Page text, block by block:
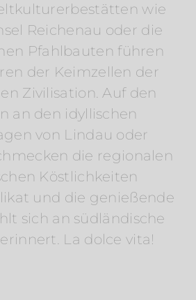
wie
Reichenau oder die
Pfahlbauten führen
der Keimzellen der
Zivilisation. Auf den
an den idyllischen
von Lindau oder
die regionalen
Köstlichkeiten
und die genießende
sich an südländische
La dolce vita!